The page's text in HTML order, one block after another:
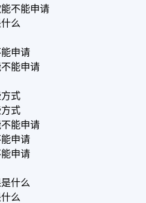
不能申请
么
申请
能申请
式
式
能申请
申请
申请
什么
么